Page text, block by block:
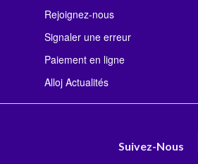
Rejoignez-nous
Signaler une erreur
Paiement en ligne
Alloj Actualités
Suivez-Nous